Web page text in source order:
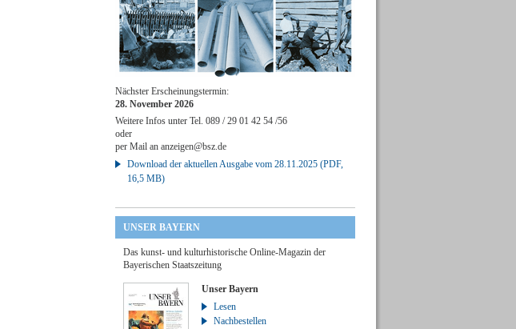
Nächster Erscheinungstermin:
28. November 2026
Weitere Infos unter Tel. 089 / 29 01 42 54 /56
oder
per Mail an anzeigen@bsz.de
Download der aktuellen Ausgabe vom 28.11.2025 (PDF,
16,5 MB)
UNSER BAYERN
Das kunst- und kulturhistorische Online-Magazin der
Bayerischen Staatszeitung
Unser Bayern
Lesen
Nachbestellen